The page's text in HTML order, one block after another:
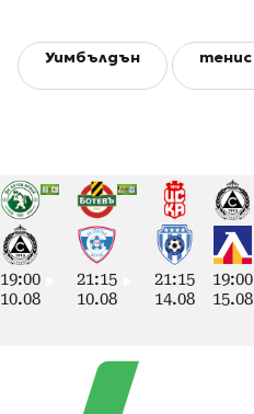
Уимбълдън тенис
19:00
10.08
21:15
10.08
21:15
14.08
19:00
15.08